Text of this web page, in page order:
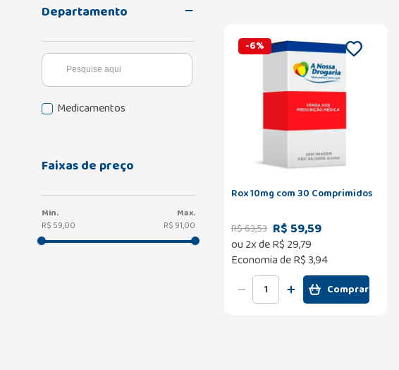
Departamento
Medicamentos
Faixas de preço
R$ 59,00 R$ 91,00
-6%
Rox 10mg com 30 Comprimidos
R$63,53 R$ 59,59
ou 2x deR$ 29,79
Economia deR$ 3,94
Comprar